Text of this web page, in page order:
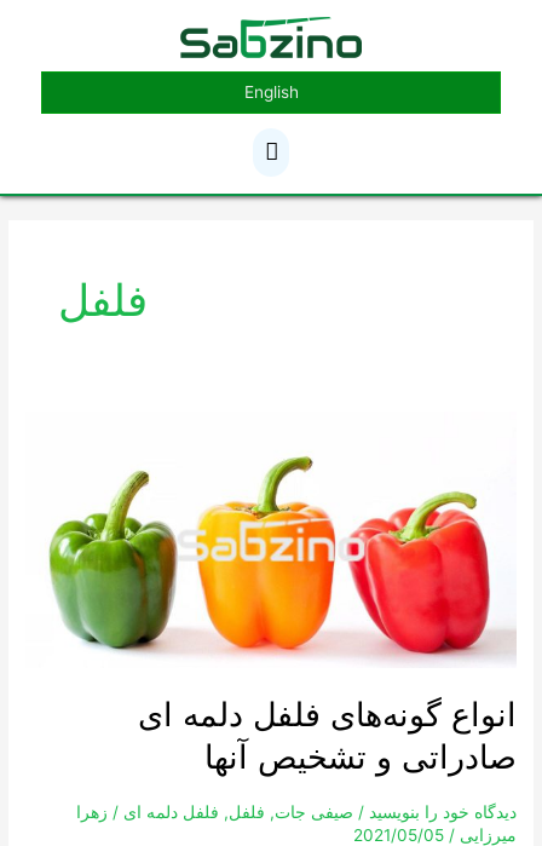
فهرست
اصلی
English
فلفل
انواع گونه‌های فلفل دلمه ای
صادراتی و تشخیص آنها
دیدگاه‌ خود را بنویسید / صیفی جات, فلفل, فلفل دلمه ای / زهرا
میرزایی/
2021/05/05
صادراتی
تشخیص